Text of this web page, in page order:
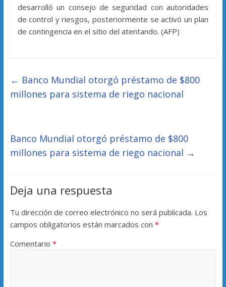
desarrolló un consejo de seguridad con autoridades
de control y riesgos, posteriormente se activó un plan
de contingencia en el sitio del atentando. (AFP)
← Banco Mundial otorgó préstamo de $800
millones para sistema de riego nacional
Banco Mundial otorgó préstamo de $800
millones para sistema de riego nacional →
Deja una respuesta
Tu dirección de correo electrónico no será publicada. Los
campos obligatorios están marcados con *
Comentario *